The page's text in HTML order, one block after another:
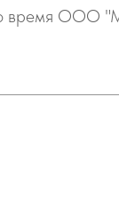
время ООО